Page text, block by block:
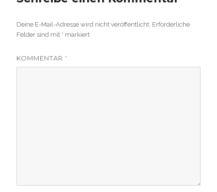
Deine E-Mail-Adresse wird nicht veröffentlicht. Erforderliche
Felder sind mit * markiert
KOMMENTAR *